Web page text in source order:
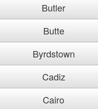
Butler
Butte
Byrdstown
Cadiz
Cairo